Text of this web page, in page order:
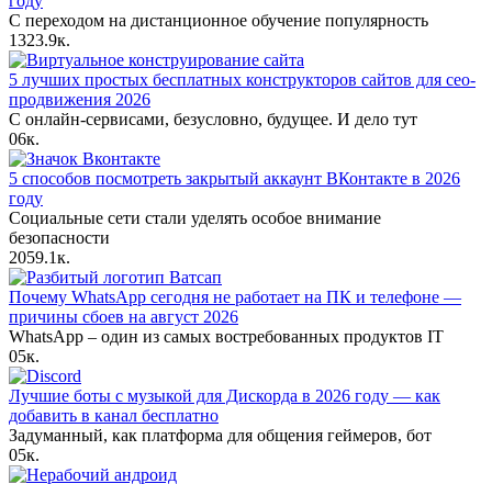
С переходом на дистанционное обучение популярность
1323.9к.
5 лучших простых бесплатных конструкторов сайтов для сео-
продвижения 2026
С онлайн-сервисами, безусловно, будущее. И дело тут
06к.
5 способов посмотреть закрытый аккаунт ВКонтакте в 2026
году
Социальные сети стали уделять особое внимание
безопасности
2059.1к.
Почему WhatsApp сегодня не работает на ПК и телефоне —
причины сбоев на август 2026
WhatsApp – один из самых востребованных продуктов IT
05к.
Лучшие боты с музыкой для Дискорда в 2026 году — как
добавить в канал бесплатно
Задуманный, как платформа для общения геймеров, бот
05к.